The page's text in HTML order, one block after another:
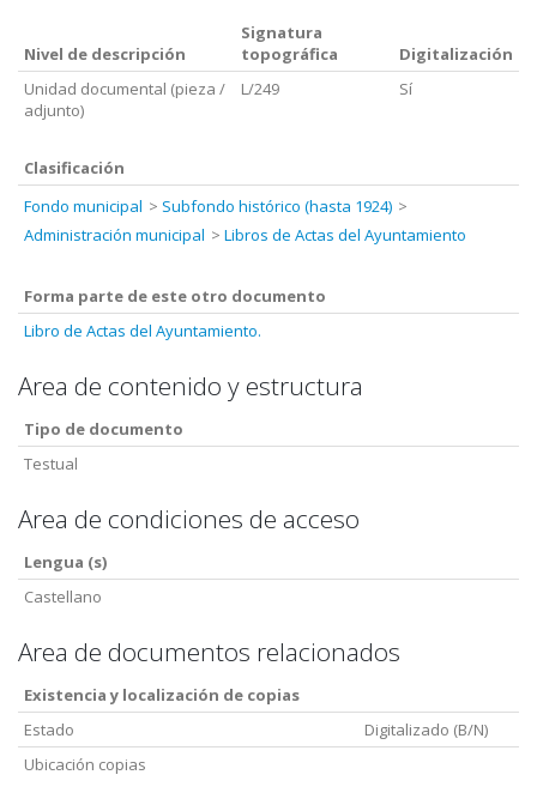
Nivel de descripción
Signatura
topográfica
Digitalización
Unidad documental (pieza /
adjunto)
L/249 Sí
Clasificación
Fondo municipal
Subfondo histórico (hasta 1924)
Administración municipal
Libros de Actas del Ayuntamiento
Forma parte de este otro documento
Libro de Actas del Ayuntamiento.
Area de contenido y estructura
Tipo de documento
Testual
Area de condiciones de acceso
Lengua (s)
Castellano
Area de documentos relacionados
Existencia y localización de copias
Estado
Digitalizado (B/N)
Ubicación copias